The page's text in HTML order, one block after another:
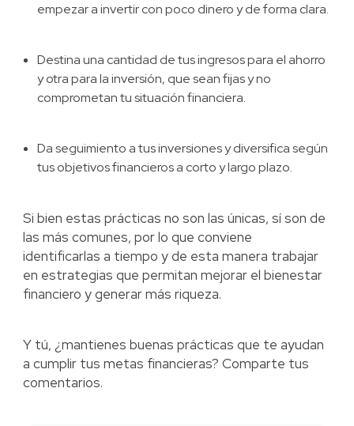
empezar a invertir con poco dinero y de forma clara.
Destina una cantidad de tus ingresos para el ahorro
y otra para la inversión, que sean fijas y no
comprometan tu situación financiera.
Da seguimiento a tus inversiones y diversifica según
tus objetivos financieros a corto y largo plazo.
Si bien estas prácticas no son las únicas, sí son de
las más comunes, por lo que conviene
identificarlas a tiempo y de esta manera trabajar
en estrategias que permitan mejorar el bienestar
financiero y generar más riqueza.
Y tú, ¿mantienes buenas prácticas que te ayudan
a cumplir tus metas financieras? Comparte tus
comentarios.